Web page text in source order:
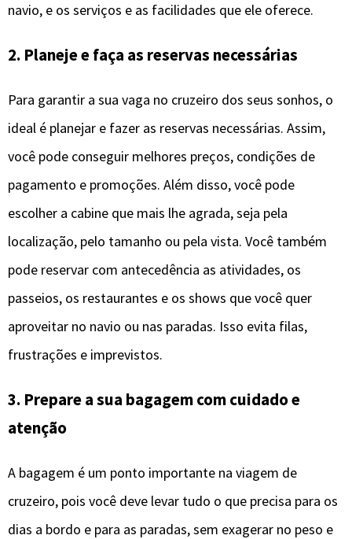
navio, e os serviços e as facilidades que ele oferece.
2. Planeje e faça as reservas necessárias
Para garantir a sua vaga no cruzeiro dos seus sonhos, o
ideal é planejar e fazer as reservas necessárias. Assim,
você pode conseguir melhores preços, condições de
pagamento e promoções. Além disso, você pode
escolher a cabine que mais lhe agrada, seja pela
localização, pelo tamanho ou pela vista. Você também
pode reservar com antecedência as atividades, os
passeios, os restaurantes e os shows que você quer
aproveitar no navio ou nas paradas. Isso evita filas,
frustrações e imprevistos.
3. Prepare a sua bagagem com cuidado e
atenção
A bagagem é um ponto importante na viagem de
cruzeiro, pois você deve levar tudo o que precisa para os
dias a bordo e para as paradas, sem exagerar no peso e